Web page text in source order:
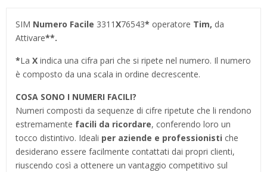
SIM Numero Facile 3311X76543* operatore Tim, da
Attivare**.
*La X indica una cifra pari che si ripete nel numero. Il numero
è composto da una scala in ordine decrescente.
COSA SONO I NUMERI FACILI?
Numeri composti da sequenze di cifre ripetute che li rendono
estremamente facili da ricordare, conferendo loro un
tocco distintivo. Ideali per aziende e professionisti che
desiderano essere facilmente contattati dai propri clienti,
riuscendo così a ottenere un vantaggio competitivo sul